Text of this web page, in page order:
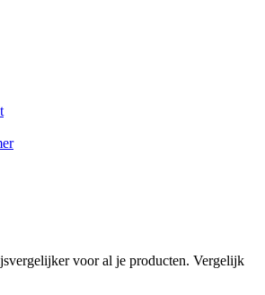
voor al je producten. Vergelijk